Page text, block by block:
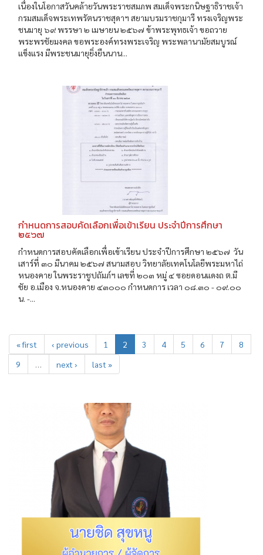
เนื่องในโอกาสวันคล้ายวันพระราชสมภพ สมเด็จพระกนิษฐาธิราชเจ้า
กรมสมเด็จพระเทพรัตนราชสุดาฯ สยามบรมราชกุมารี ทรงเจริญพระ
ชนมายุ ๖๙ พรรษา ๒ เมษายน ๒๕๖๗ ข้าพระพุทธเจ้า ขอถวาย
พระพรชัยมงคล ขอพระองค์ทรงพระเจริญ พระพลานามัยสมบูรณ์
แข็งแรง มีพระชนมายุยิ่งยืนนาน...
กำหนดการสอบคัดเลือกเพื่อเข้าเรียน ประจำปีการศึกษา
๒๕๖๗
กำหนดการสอบคัดเลือกเพื่อเข้าเรียน ประจำปีการศึกษา ๒๕๖๗ วัน
เสาร์ที่ ๓๐ มีนาคม ๒๕๖๗ สนามสอบ วิทยาลัยเทคโนโลยีพระมหาไถ่
หนองคาย ในพระราชูปถัมภ์ฯ เลขที่ ๒๐๓ หมู่ ๔ ซอยดอนแดงถ ต.มี
ชัย อ.เมือง จ.หนองคาย ๔๓๐๐๐ กำหนดการ เวลา ๐๘.๓๐ - ๐๙.๐๐
น. -...
« first ‹ previous 1 2 3 4 5 6 7
8
9
… next › last »